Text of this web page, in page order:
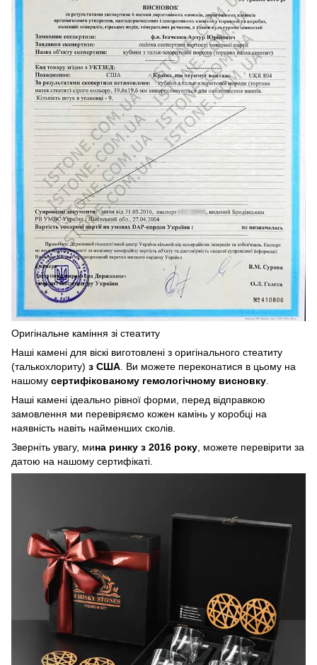
Оригінальне каміння зі стеатиту
Наші камені для віскі виготовлені з оригінального стеатиту
(талькохлориту) з США . Ви можете переконатися в цьому на
нашому сертифікованому гемологічному висновку
Наші камені ідеально рівної форми, перед відправкою
замовлення ми перевіряємо кожен камінь у коробці на
наявність навіть найменших сколів.
Зверніть увагу, мина ринку з 2016 року , можете перевірити за
датою на нашому сертифікаті.